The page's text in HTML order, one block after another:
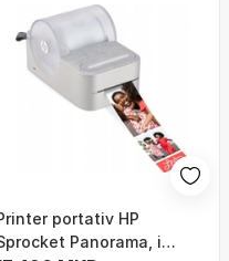
portativ HP
Panorama, i